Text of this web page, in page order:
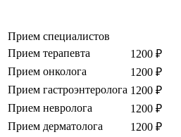
Прием специалистов
Прием терапевта
1200 ₽
Прием онколога
1200 ₽
Прием гастроэнтеролога 1200 ₽
Прием невролога
1200 ₽
Прием дерматолога
1200 ₽